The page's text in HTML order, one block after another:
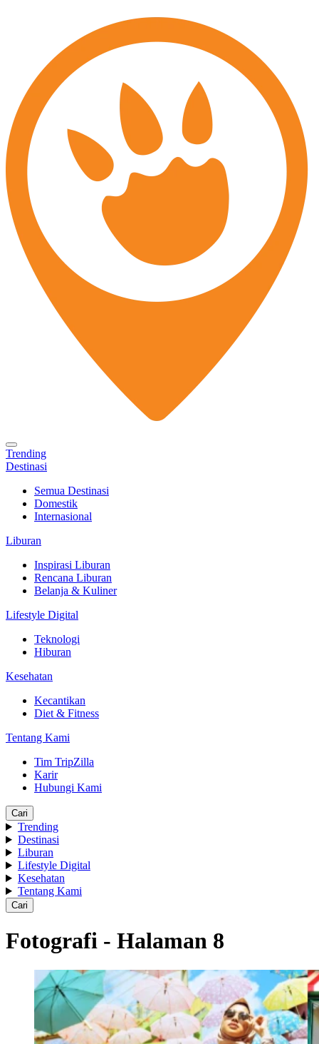
Trending
Destinasi
Semua Destinasi
Domestik
Internasional
Liburan
Inspirasi Liburan
Rencana Liburan
Belanja & Kuliner
Lifestyle Digital
Teknologi
Hiburan
Kesehatan
Kecantikan
Diet & Fitness
Tentang Kami
Tim TripZilla
Karir
Hubungi Kami
Cari
Trending
Destinasi
Liburan
Lifestyle Digital
Kesehatan
Tentang Kami
Cari
Fotografi - Halaman 8